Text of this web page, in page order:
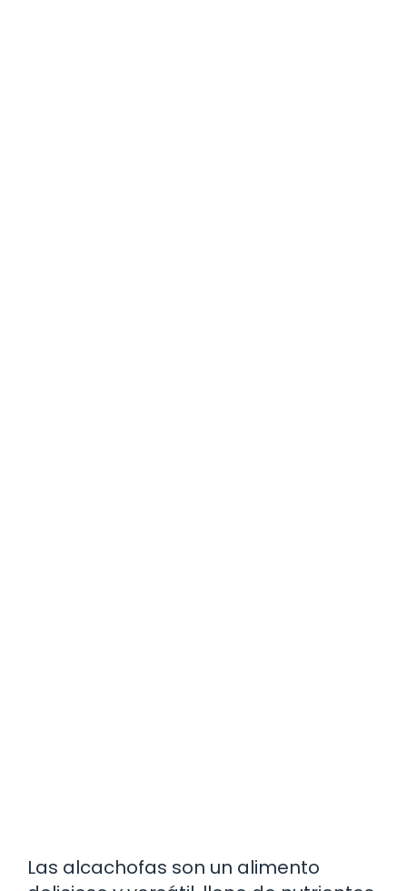
Las alcachofas son un alimento